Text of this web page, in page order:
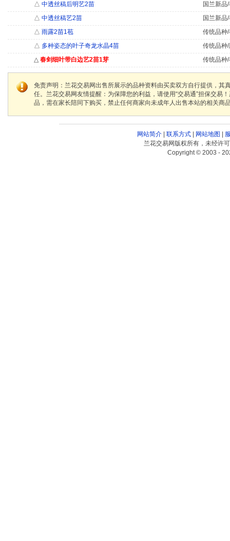
△ 中透丝稿后明艺2苗
国兰新品
△ 中透丝稿艺2苗
国兰新品
△ 雨露2苗1苞
传统品种
△ 多种姿态的叶子奇龙水晶4苗
传统品种
△ 春剑细叶带白边艺2苗1芽 传统品种
免责声明：兰花交易网出售所展示的品种资料由买卖双方自行提供，
任。兰花交易网友情提醒：为保障您的利益，请使用“交易通”担保交
品，需在家长陪同下购买，禁止任何商家向未成年人出售本站的相关商
网站简介| 联系方式| 网站地图
兰花交易网版权所有，未经许
Copyright © 2003 -